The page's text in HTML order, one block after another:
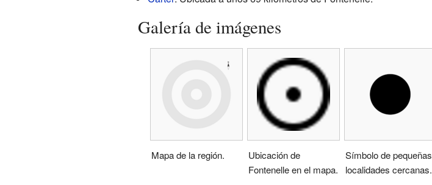
Galería de imágenes
Mapa de la región.
Ubicación de
Fontenelle en el mapa.
Símbolo de pequeñas
localidades cercanas.